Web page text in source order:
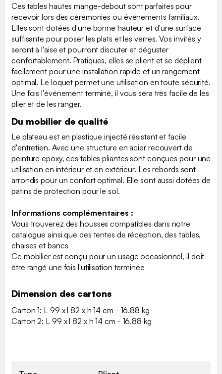
Ces tables hautes mange-debout sont parfaites pour
recevoir lors des cérémonies ou événements familiaux.
Elles sont dotées d'une bonne hauteur et d'une surface
suffisante pour poser les plats et les verres. Vos invités y
seront à l'aise et pourront discuter et déguster
confortablement. Pratiques, elles se plient et se déplient
facilement pour une installation rapide et un rangement
optimal. Le loquet permet une utilisation en toute sécurité.
Une fois l'événement terminé, il vous sera très facile de les
plier et de les ranger.
Du mobilier de qualité
Le plateau est en plastique injecté résistant et facile
d'entretien. Avec une structure en acier recouvert de
peinture epoxy, ces tables pliantes sont conçues pour une
utilisation en intérieur et en extérieur. Les rebords sont
arrondis pour un confort optimal. Elle sont aussi dotées de
patins de protection pour le sol.
Informations complémentaires :
Vous trouverez des housses compatibles dans notre
catalogue ainsi que des tentes de réception, des tables,
chaises et bancs
Ce mobilier est conçu pour un usage occasionnel, il doit
être rangé une fois l'utilisation terminée
Dimension des cartons
Carton 1: L 99 x l 82 x h 14 cm - 16.88 kg
Carton 2: L 99 x l 82 x h 14 cm - 16.88 kg